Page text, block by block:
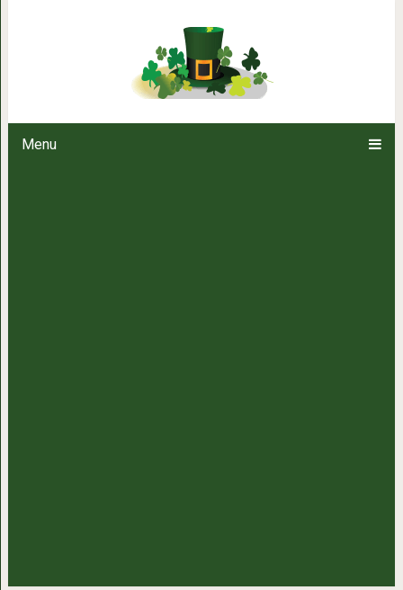
Menu
Мудрая притча о главном